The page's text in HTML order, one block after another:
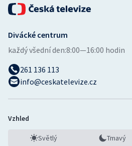
Divácké centrum
každý všední den:8:00—16:00 hodin
261 136 113
info@ceskatelevize.cz
Vzhled
Světlý Tmavý